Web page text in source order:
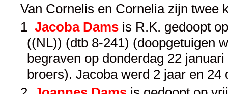
Van Cornelis en Cornelia zijn twee
1 Jacoba Dams is R.K. gedoopt
((NL)) (dtb 8-241) (doopgetuigen
begraven op donderdag 22
broers). Jacoba werd 2 jaar en 24